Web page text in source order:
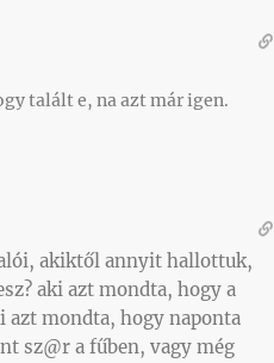
talált e, na azt már igen.
akiktől annyit hallottuk,
aki azt mondta, hogy a
azt mondta, hogy naponta
sz@r a fűben, vagy még